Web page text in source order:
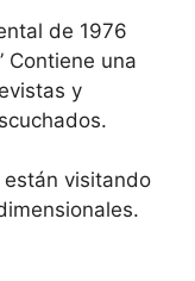
de 1976
Contiene una
y
están visitando